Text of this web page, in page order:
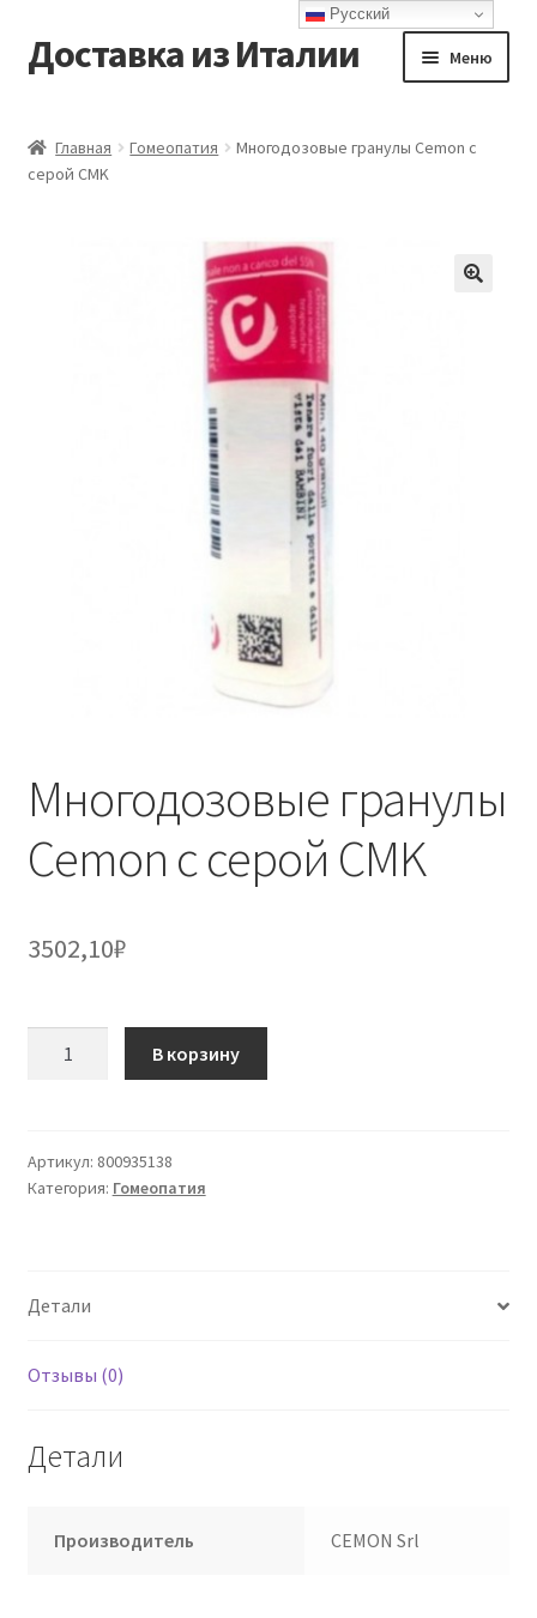
Перейти
к
Перейти
к
Доставка из Италии Меню
Доставка
Главная Гомеопатия
Многодозовые гранулы Cemon с
серой CMK
Многодозовые гранулы
Cemon с серой CMK
3502,10₽
Cemon
с
В корзину
Артикул: 800935138
Категория: Гомеопатия
Детали
Отзывы (0)
Детали
Производитель CEMON Srl
Русский